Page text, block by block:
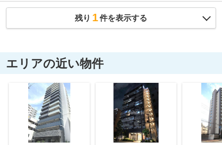
残り 1件を表示する
エリアの近い物件